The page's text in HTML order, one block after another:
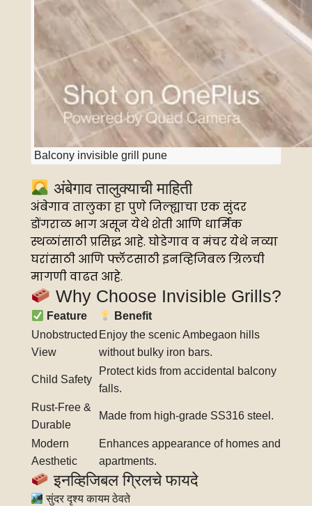
Balcony invisible grill pune
अंबेगाव तालुक्याची माहिती
अंबेगाव तालुका हा पुणे जिल्ह्याचा एक सुंदर
डोंगराळ भाग असून येथे शेती आणि धार्मिक
स्थळांसाठी प्रसिद्ध आहे. घोडेगाव व मंचर येथे नव्या
घरांसाठी आणि फ्लॅटसाठी इनव्हिजिबल ग्रिलची
मागणी वाढत आहे.
Why Choose Invisible Grills?
Feature
Benefit
Unobstructed
View
Enjoy the scenic Ambegaon hills
without bulky iron bars.
Child Safety
Protect kids from accidental balcony
falls.
Rust-Free &
Durable
Made from high-grade SS316 steel.
Modern
Aesthetic
Enhances appearance of homes and
apartments.
इनव्हिजिबल ग्रिलचे फायदे
सुंदर दृश्य कायम ठेवते